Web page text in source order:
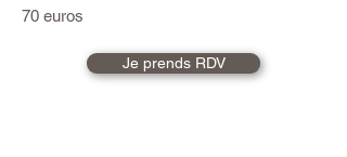
70 euros
Je prends RDV